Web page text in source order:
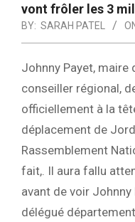
vont frôler les 3
BY: SARAH PATEL
Johnny Payet, maire
conseiller régional,
officiellement à la
déplacement de
Rassemblement
fait,. Il aura fallu
avant de voir
délégué